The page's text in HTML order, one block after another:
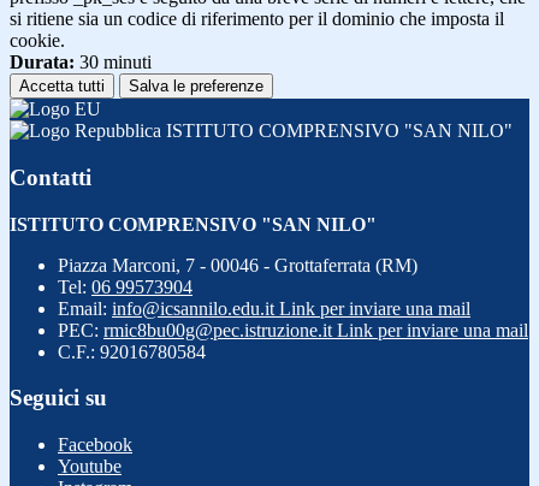
si ritiene sia un codice di riferimento per il dominio che imposta il
cookie.
Durata: 30 minuti
Accetta tutti Salva le preferenze
ISTITUTO COMPRENSIVO "SAN NILO"
Contatti
ISTITUTO COMPRENSIVO "SAN NILO"
Piazza Marconi, 7 - 00046 - Grottaferrata (RM)
Tel: 06 99573904
Email: info@icsannilo.edu.it Link per inviare una mail
PEC: rmic8bu00g@pec.istruzione.it Link per inviare una mail
C.F.: 92016780584
Seguici su
Facebook
Youtube